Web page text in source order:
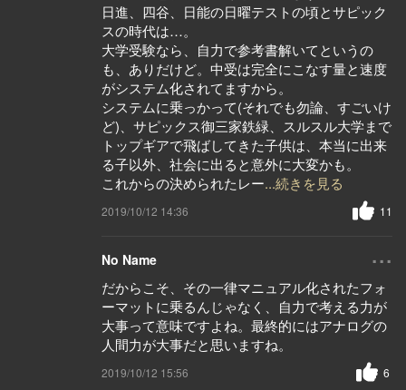
日進、四谷、日能の日曜テストの頃とサピック
スの時代は…。
大学受験なら、自力で参考書解いてというの
も、ありだけど。中受は完全にこなす量と速度
がシステム化されてますから。
システムに乗っかって(それでも勿論、すごいけ
ど)、サピックス御三家鉄緑、スルスル大学まで
トップギアで飛ばしてきた子供は、本当に出来
る子以外、社会に出ると意外に大変かも。
これからの決められたレー...続きを見る
2019/10/12 14:36 11
No Name ...
だからこそ、その一律マニュアル化されたフォ
ーマットに乗るんじゃなく、自力で考える力が
大事って意味ですよね。最終的にはアナログの
人間力が大事だと思いますね。
2019/10/12 15:56 6